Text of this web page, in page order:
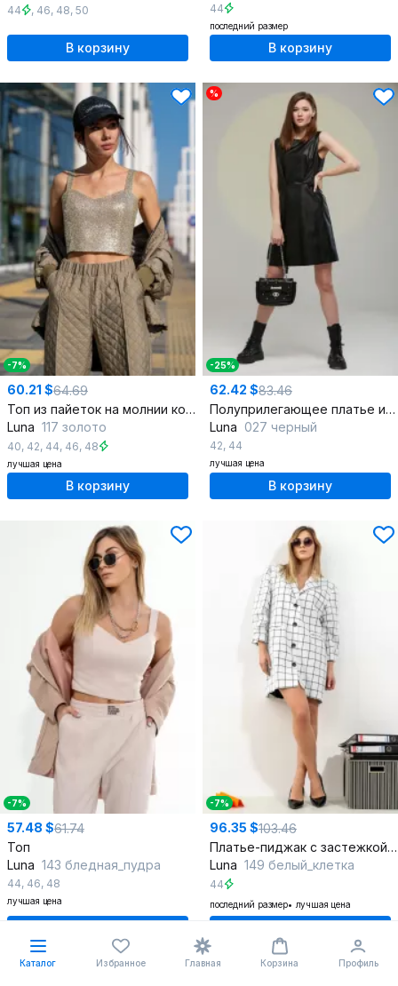
44 , 46, 48, 50
В корзину
44
последний размер
В корзину
-7%
60.21 $64.69
Топ из пайеток на молнии кордовое изделие актуальный стиль
Luna 117 золото
40, 42, 44, 46, 48
лучшая цена
В корзину
%
-25%
62.42 $83.46
Полуприлегающее платье из экокожи с декором и складками
Luna 027 черный
42, 44
лучшая цена
В корзину
-7%
57.48 $61.74
Топ
Luna 143 бледная_пудра
44, 46, 48
лучшая цена
-7%
96.35 $103.46
Платье-пиджак с застежкой и карманами
Luna 149 белый_клетка
44
последний размер лучшая цена
Каталог Избранное Главная Корзина Профиль